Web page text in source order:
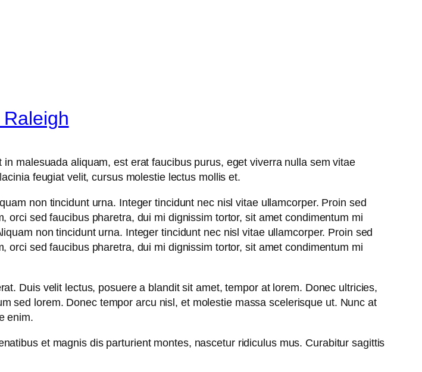
malesuada aliquam, est erat faucibus purus, eget viverra nulla sem vitae
feugiat velit, cursus molestie lectus mollis et.
non tincidunt urna. Integer tincidunt nec nisl vitae ullamcorper. Proin sed
sed faucibus pharetra, dui mi dignissim tortor, sit amet condimentum mi
non tincidunt urna. Integer tincidunt nec nisl vitae ullamcorper. Proin sed
sed faucibus pharetra, dui mi dignissim tortor, sit amet condimentum mi
Duis velit lectus, posuere a blandit sit amet, tempor at lorem. Donec ultricies,
sed lorem. Donec tempor arcu nisl, et molestie massa scelerisque ut. Nunc at
enim.
et magnis dis parturient montes, nascetur ridiculus mus. Curabitur sagittis